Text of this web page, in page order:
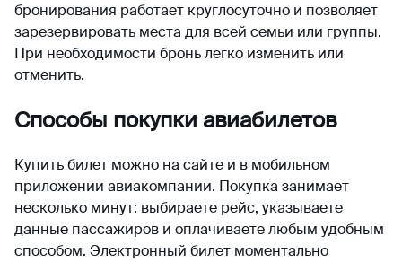
бронирования работает круглосуточно и позволяет
зарезервировать места для всей семьи или группы.
При необходимости бронь легко изменить или
отменить.
Способы покупки авиабилетов
Купить билет можно на сайте и в мобильном
приложении авиакомпании. Покупка занимает
несколько минут: выбираете рейс, указываете
данные пассажиров и оплачиваете любым удобным
способом. Электронный билет моментально